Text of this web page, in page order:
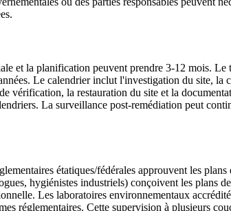
et la planification peuvent prendre 3-12 mois.
Le calendrier inclut l'investigation du site,
vérification, la restauration du site et la
La surveillance post-remédiation peut
étatiques/fédérales approuvent les
hygiénistes industriels) conçoivent les plans
Les laboratoires environnementaux
réglementaires. Cette supervision à plusieurs